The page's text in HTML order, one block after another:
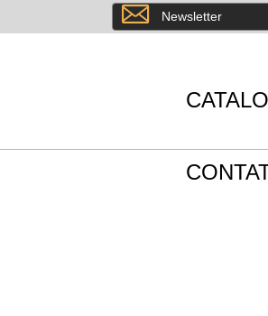
8 Newsletter